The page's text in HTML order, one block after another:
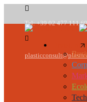
contenutoTel: +39 02 477 111 69